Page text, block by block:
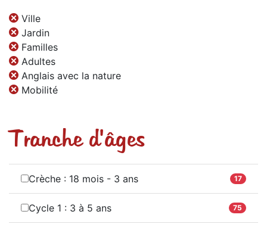
Ville
Jardin
Familles
Adultes
Anglais avec la nature
Mobilité
Tranche d'âges
Crèche : 18 mois - 3 ans 17
Cycle 1 : 3 à 5 ans 75